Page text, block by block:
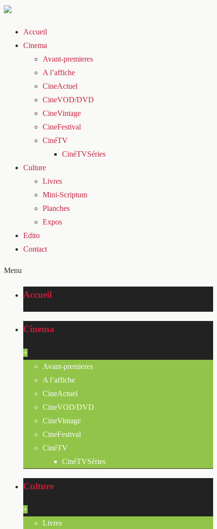
Accueil
Cinema
Avant-premieres
A l’affiche
CineActuel
CineVOD/DVD
CineVintage
CineFestival
CinéTV
CinéTVSéries
Culture
Livres
Mini-Scriptum
Planches
Expos
Edito
Contact
Menu
Accueil
Cinema
+
Avant-premieres
A l’affiche
CineActuel
CineVOD/DVD
CineVintage
CineFestival
CinéTV
CinéTVSéries
Culture
+
Livres